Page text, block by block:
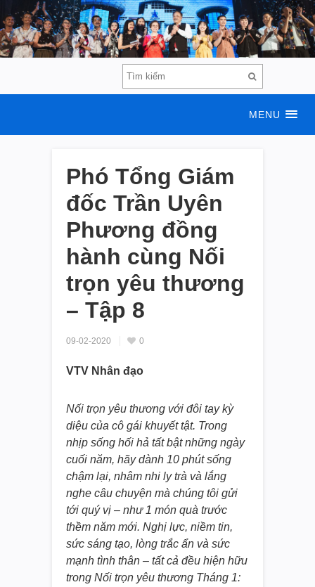
MENU
Phó Tổng Giám
đốc Trần Uyên
Phương đồng
hành cùng Nối
trọn yêu thương
– Tập 8
09-02-2020 0
VTV Nhân đạo
Nối trọn yêu thương với đôi tay kỳ
diệu của cô gái khuyết tật. Trong
nhịp sống hối hả tất bật những ngày
cuối năm, hãy dành 10 phút sống
chậm lại, nhâm nhi ly trà và lắng
nghe câu chuyện mà chúng tôi gửi
tới quý vị – như 1 món quà trước
thềm năm mới. Nghị lực, niềm tin,
sức sáng tạo, lòng trắc ẩn và sức
mạnh tình thân – tất cả đều hiện hữu
trong Nối trọn yêu thương Tháng 1: